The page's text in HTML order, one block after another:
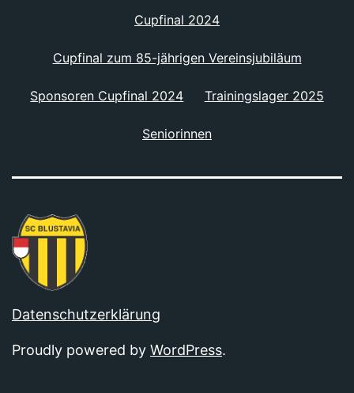
Cupfinal 2024
Cupfinal zum 85-jährigen Vereinsjubiläum
Sponsoren Cupfinal 2024 Trainingslager 2025
Seniorinnen
Datenschutzerklärung
Proudly powered by WordPress.